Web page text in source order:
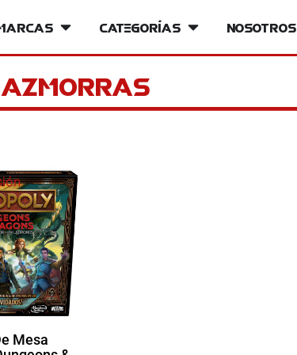
Open MarcasCategorías Open Categorías
Nosotros
Mesa